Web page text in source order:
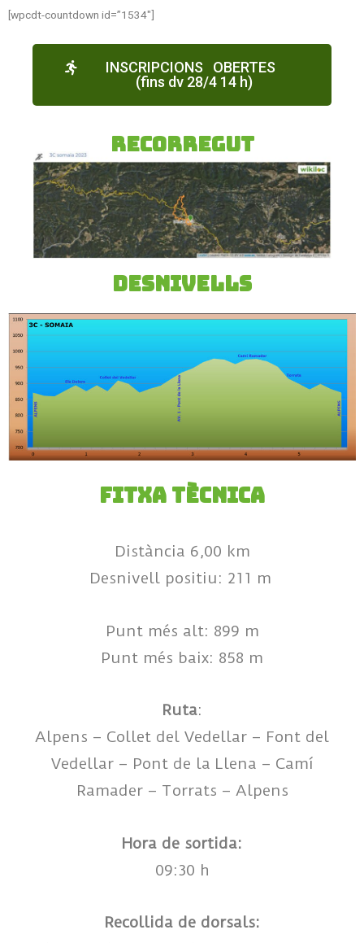
[wpcdt-countdown id=”1534″]
INSCRIPCIONS OBERTES
(fins dv 28/4 14 h)
Recorregut
DESNIVELLS
Fitxa Tècnica
Distància 6,00 km
Desnivell positiu: 211 m
Punt més alt: 899 m
Punt més baix: 858 m
Ruta:
Alpens – Collet del Vedellar – Font del
Vedellar – Pont de la Llena – Camí
Ramader – Torrats – Alpens
Hora de sortida:
09:30 h
Recollida de dorsals: